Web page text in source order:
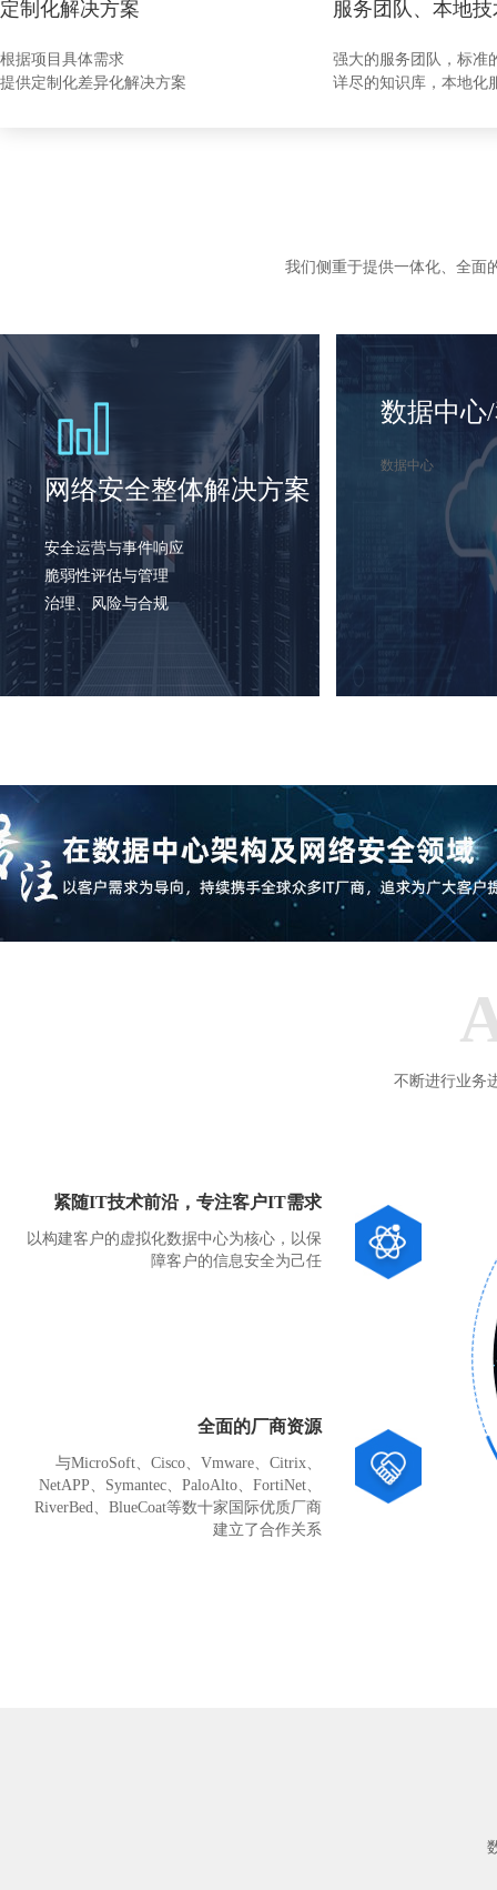
定制化解决方案
根据项目具体需求
提供定制化差异化解决方案
服务团队、本地
强大的服务团队，标准
详尽的知识库，本地化
我们侧重于提供一体化、全面
网络安全整体解决方案
安全运营与事件响应
脆弱性评估与管理
治理、风险与合规
数据中心
数据中心
不断进行业务
紧随IT技术前沿，专注客户IT需求
以构建客户的虚拟化数据中心为核心，以保
障客户的信息安全为己任
全面的厂商资源
与MicroSoft、Cisco、Vmware、Citrix、
NetAPP、Symantec、PaloAlto、FortiNet、
RiverBed、BlueCoat等数十家国际优质厂商
建立了合作关系